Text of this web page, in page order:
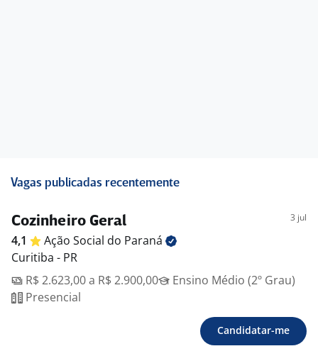
Vagas publicadas recentemente
Cozinheiro Geral 3 jul
4,1 Ação Social do Paraná
Curitiba - PR
R$ 2.623,00 a R$ 2.900,00
Ensino Médio (2º Grau)
Presencial
Candidatar-me